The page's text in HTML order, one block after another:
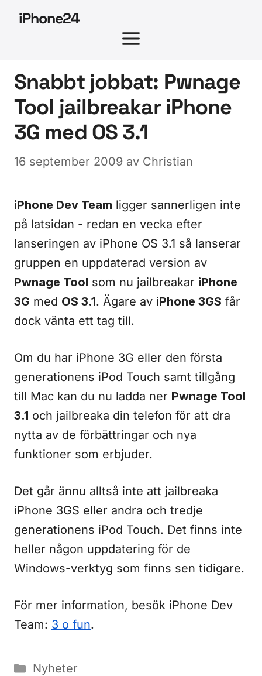
iPhone24
MENY
Snabbt jobbat: Pwnage
Tool jailbreakar iPhone
3G med OS 3.1
16 september 2009 av Christian
iPhone Dev Team ligger sannerligen inte
på latsidan - redan en vecka efter
lanseringen av iPhone OS 3.1 så lanserar
gruppen en uppdaterad version av
Pwnage Tool som nu jailbreakar iPhone
3G med OS 3.1. Ägare av iPhone 3GS får
dock vänta ett tag till.
Om du har iPhone 3G eller den första
generationens iPod Touch samt tillgång
till Mac kan du nu ladda ner Pwnage Tool
3.1 och jailbreaka din telefon för att dra
nytta av de förbättringar och nya
funktioner som erbjuder.
Det går ännu alltså inte att jailbreaka
iPhone 3GS eller andra och tredje
generationens iPod Touch. Det finns inte
heller någon uppdatering för de
Windows-verktyg som finns sen tidigare.
För mer information, besök iPhone Dev
Team: 3 o fun.
Kategorier
Nyheter